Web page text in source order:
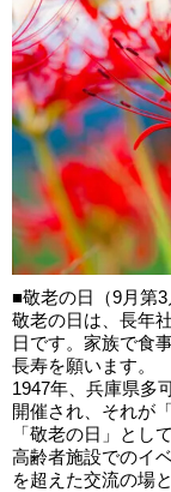
■敬老の日（9月第3
敬老の日は、長年
日です。家族で食
長寿を願います。
1947年、兵庫県多
開催され、それが
「敬老の日」とし
高齢者施設でのイ
を超えた交流の場